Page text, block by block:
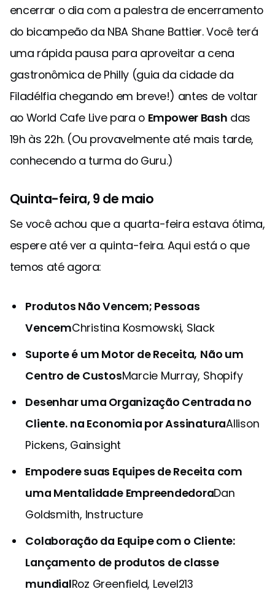
encerrar o dia com a palestra de encerramento
do bicampeão da NBA Shane Battier. Você terá
uma rápida pausa para aproveitar a cena
gastronômica de Philly (guia da cidade da
Filadélfia chegando em breve!) antes de voltar
ao World Cafe Live para o Empower Bash das
19h às 22h. (Ou provavelmente até mais tarde,
conhecendo a turma do Guru.)
Quinta-feira, 9 de maio
Se você achou que a quarta-feira estava ótima,
espere até ver a quinta-feira. Aqui está o que
temos até agora:
Produtos Não Vencem; Pessoas
VencemChristina Kosmowski, Slack
Suporte é um Motor de Receita, Não um
Centro de CustosMarcie Murray, Shopify
Desenhar uma Organização Centrada no
Cliente. na Economia por AssinaturaAllison
Pickens, Gainsight
Empodere suas Equipes de Receita com
uma Mentalidade EmpreendedoraDan
Goldsmith, Instructure
Colaboração da Equipe com o Cliente:
Lançamento de produtos de classe
mundialRoz Greenfield, Level213